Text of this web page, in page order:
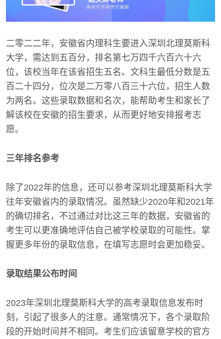
二零二二年，安徽省内理科生要进入深圳北理莫斯科
大学，需达到五百分，排名第七万四千六百六十六
位，该校当年在该省招生五名。文科生最低分数是五
百二十四分，位次是二万零八百三十六位，招生人数
为两名。这些录取数据和名次，能帮助考生和家长了
解该校在安徽的招生要求，从而更好地安排报考志
愿。
三年排名参考
除了2022年的信息，还可以参考深圳北理莫斯科大学
往年安徽省内的录取情况。虽然缺少2020年和2021年
的确切排名，不过通过对比这三年的数据，安徽省的
考生可以更准确地评估自己被学校录取的可能性。掌
握更多年份的录取信息，在填写志愿时会更加稳妥。
录取结果公布时间
2023年深圳北理莫斯科大学的高考录取信息发布时
刻，引起了很多人的注意。通常情况下，各个录取阶
段的开始时间并不相同。考生们应该留意学校的官方